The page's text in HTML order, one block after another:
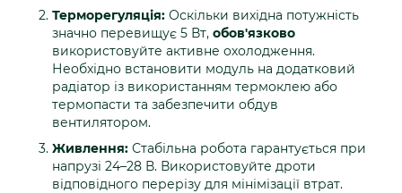
Терморегуляція: Оскільки вихідна потужність
значно перевищує 5 Вт, обов'язково
використовуйте активне охолодження.
Необхідно встановити модуль на додатковий
радіатор із використанням термоклею або
термопасти та забезпечити обдув
вентилятором.
Живлення: Стабільна робота гарантується при
напрузі 24–28 В. Використовуйте дроти
відповідного перерізу для мінімізації втрат.